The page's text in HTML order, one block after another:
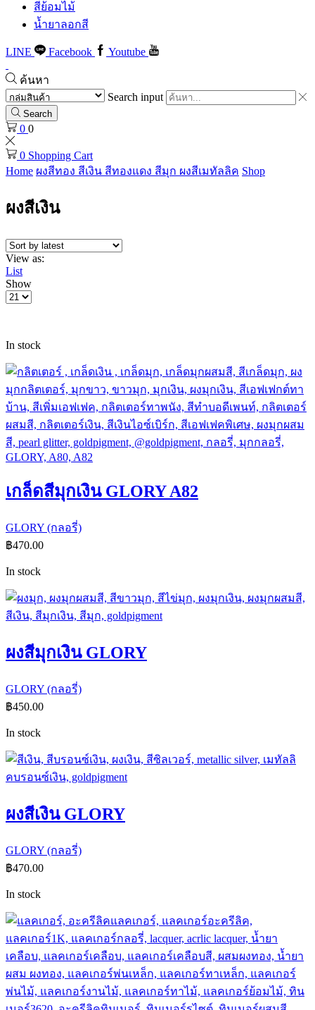
สีย้อมไม้
น้ำยาลอกสี
LINE Facebook Youtube
ค้นหา
Search input
Search
0 0
0 Shopping Cart
Home ผงสีทอง สีเงิน สีทองแดง สีมุก ผงสีเมทัลลิค Shop
ผงสีเงิน
View as:
List
Show
In stock
เกล็ดสีมุกเงิน GLORY A82
GLORY (กลอรี่)
฿470.00
In stock
ผงสีมุกเงิน GLORY
GLORY (กลอรี่)
฿450.00
In stock
ผงสีเงิน GLORY
GLORY (กลอรี่)
฿470.00
In stock